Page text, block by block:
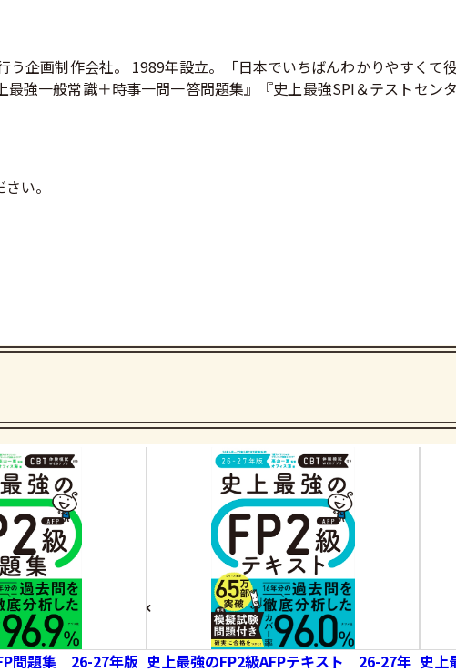
企画制作会社。 1989年設立。「日本でいちばんわかりやすくて
強一般常識＋時事一問一答問題集』『史上最強SPI＆テストセン
い。
問題集 26-27年版 史上最強のFP2級AFPテキスト 26-27年 史上